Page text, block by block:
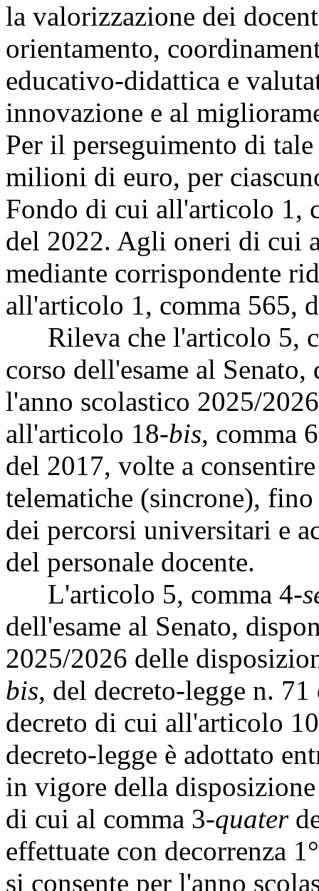
la valorizzazione dei
orientamento,
educativo-didattica e
innovazione e al
Per il perseguimento di
milioni di euro, per
Fondo di cui all'articolo 1,
del 2022. Agli oneri di cui
mediante corrispondente
all'articolo 1, comma 565,
Rileva che l'articolo 5,
corso dell'esame al
l'anno scolastico 2025/
all'articolo 18-bis, comma 6
del 2017, volte a
telematiche (sincrone),
dei percorsi universitari e
del personale docente.
L'articolo 5, comma 4-
dell'esame al Senato,
2025/2026 delle
bis, del decreto-legge n.
decreto di cui all'articolo
decreto-legge è adottato
in vigore della
di cui al comma 3-quater
effettuate con decorrenza
si consente per l'anno